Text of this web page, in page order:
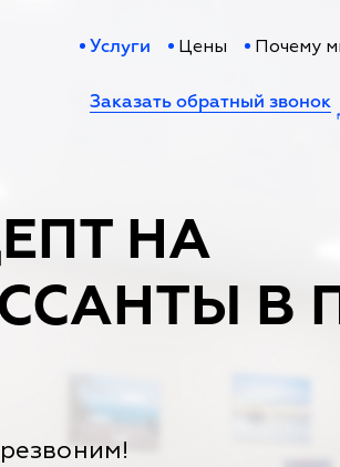
Услуги Цены Почему
Заказать обратный звонок
НА
В